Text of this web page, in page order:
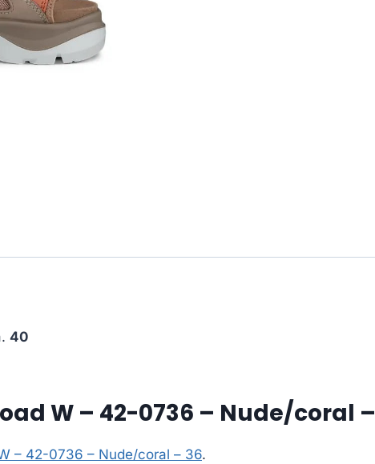
40
W – 42-0736 – Nude/coral
– 42-0736 – Nude/coral – 36.